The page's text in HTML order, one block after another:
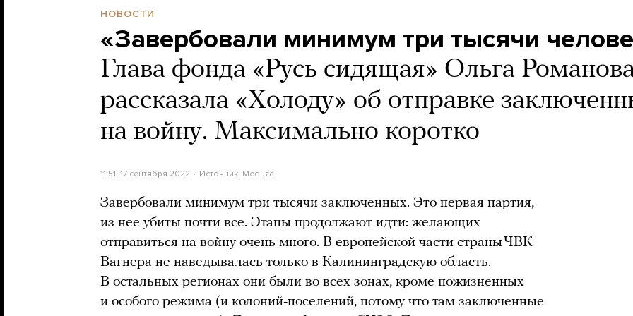
НОВОСТИ
«Завербовали минимум три тысячи
Глава фонда «Русь сидящая» Ольга
рассказала «Холоду» об отправке
на войну. Максимально коротко
11:51, 17 сентября 2022 Источник: Meduza
Завербовали минимум три тысячи заключенных. Это первая партия,
из нее убиты почти все. Этапы продолжают идти: желающих
отправиться на войну очень много. В европейской части страны ЧВК
Вагнера не наведывалась только в Калининградскую область.
В остальных регионах они были во всех зонах, кроме пожизненных
и особого режима (и колоний-поселений, потому что там заключенные